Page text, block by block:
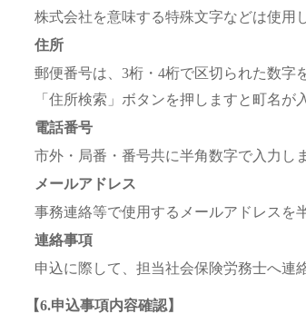
株式会社を意味する特殊文字などは使用
住所
郵便番号は、3桁・4桁で区切られた数字
「住所検索」ボタンを押しますと町名が
電話番号
市外・局番・番号共に半角数字で入力し
メールアドレス
事務連絡等で使用するメールアドレスを
連絡事項
申込に際して、担当社会保険労務士へ連
【6.申込事項内容確認】